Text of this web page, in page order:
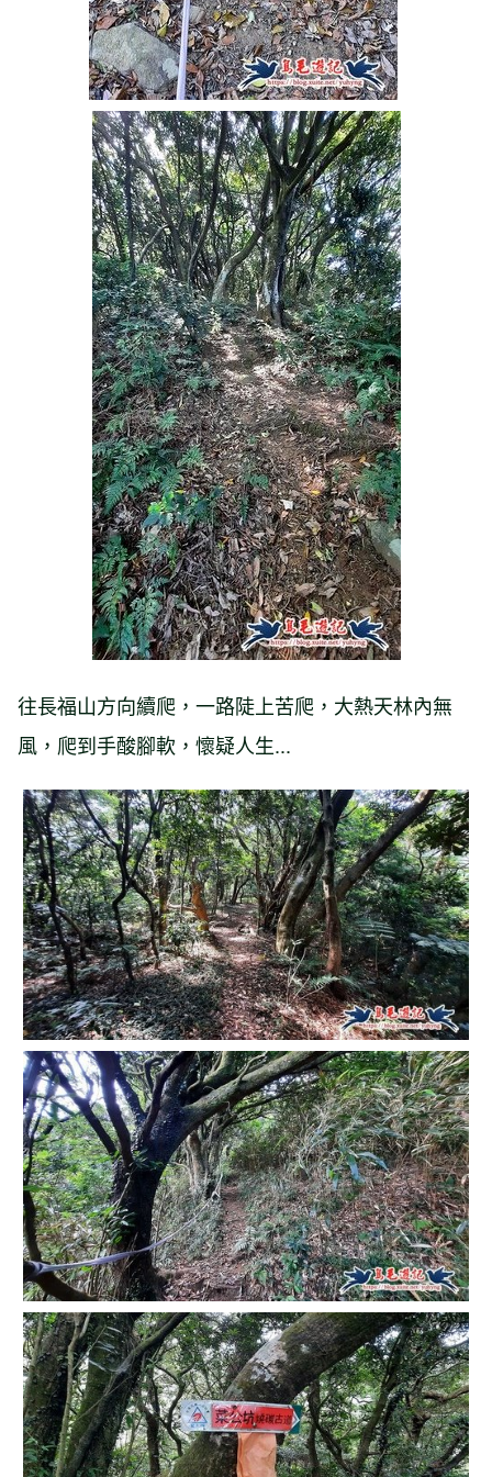
往長福山方向續爬，一路陡上苦爬，大熱天林內無
風，爬到手酸腳軟，懷疑人生...